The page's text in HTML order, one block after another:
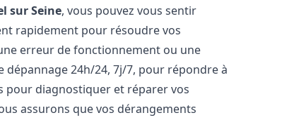
sur Seine, vous pouvez vous sentir
rapidement pour résoudre vos
erreur de fonctionnement ou une
24h/24, 7j/7, pour répondre à
pour diagnostiquer et réparer vos
assurons que vos dérangements